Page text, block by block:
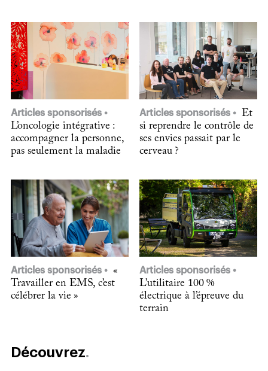
Articles sponsorisés
L’oncologie intégrative :
accompagner la personne,
pas seulement la maladie
Articles sponsorisés
Et
si reprendre le contrôle de
ses envies passait par le
cerveau ?
Articles sponsorisés
«
Travailler en EMS, c’est
célébrer la vie »
Articles sponsorisés
L’utilitaire 100 %
électrique à l’épreuve du
terrain
Découvrez